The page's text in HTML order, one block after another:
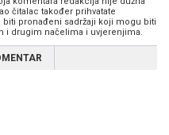
čitalac također prihvatate
pronađeni sadržaji koji mogu biti
i drugim načelima i uvjerenjima.